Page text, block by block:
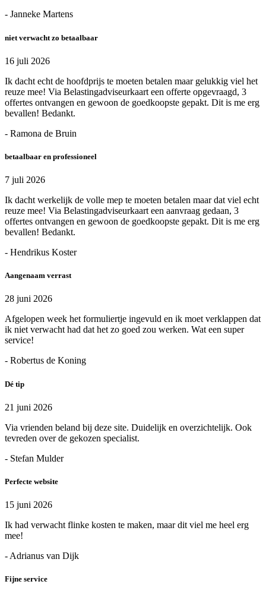
- Janneke Martens
niet verwacht zo betaalbaar
16 juli 2026
Ik dacht echt de hoofdprijs te moeten betalen maar gelukkig viel het
reuze mee! Via Belastingadviseurkaart een offerte opgevraagd, 3
offertes ontvangen en gewoon de goedkoopste gepakt. Dit is me erg
bevallen! Bedankt.
- Ramona de Bruin
betaalbaar en professioneel
7 juli 2026
Ik dacht werkelijk de volle mep te moeten betalen maar dat viel echt
reuze mee! Via Belastingadviseurkaart een aanvraag gedaan, 3
offertes ontvangen en gewoon de goedkoopste gepakt. Dit is me erg
bevallen! Bedankt.
- Hendrikus Koster
Aangenaam verrast
28 juni 2026
Afgelopen week het formuliertje ingevuld en ik moet verklappen dat
ik niet verwacht had dat het zo goed zou werken. Wat een super
service!
- Robertus de Koning
Dé tip
21 juni 2026
Via vrienden beland bij deze site. Duidelijk en overzichtelijk. Ook
tevreden over de gekozen specialist.
- Stefan Mulder
Perfecte website
15 juni 2026
Ik had verwacht flinke kosten te maken, maar dit viel me heel erg
mee!
- Adrianus van Dijk
Fijne service